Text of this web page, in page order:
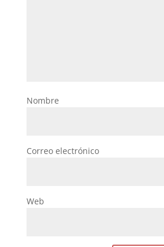
Nombre
Correo electrónico
Web